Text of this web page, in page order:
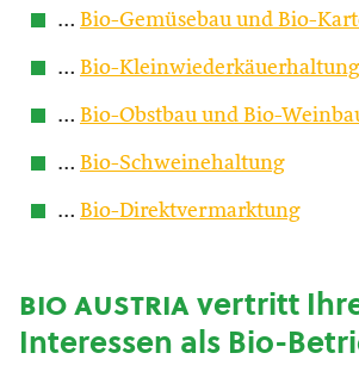
… Bio-Gemüsebau und Bio-
… Bio-Kleinwiederkäuerhaltung
… Bio-Obstbau und Bio-
… Bio-Schweinehaltung
… Bio-Direktvermarktung
bio austriavertritt
Interessen als Bio-